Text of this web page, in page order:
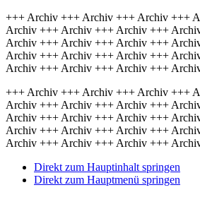
+++ Archiv +++ Archiv +++ Archiv +++
Archiv +++ Archiv +++ Archiv +++
Archiv +++ Archiv +++ Archiv +++
Archiv +++ Archiv +++ Archiv +++
Archiv +++ Archiv +++ Archiv +++
+++ Archiv +++ Archiv +++ Archiv +++
Archiv +++ Archiv +++ Archiv +++
Archiv +++ Archiv +++ Archiv +++
Archiv +++ Archiv +++ Archiv +++
Archiv +++ Archiv +++ Archiv +++
Direkt zum Hauptinhalt springen
Direkt zum Hauptmenü springen